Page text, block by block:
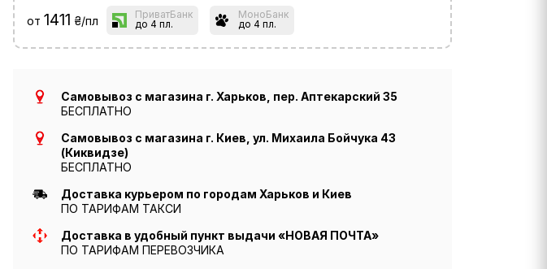
от 1411 ₴/пл
ПриватБанк
до 4 пл.
МоноБанк
до 4 пл.
Самовывоз с магазина г. Харьков, пер. Аптекарский 35
БЕСПЛАТНО
Самовывоз с магазина г. Киев, ул. Михаила Бойчука 43
(Киквидзе)
БЕСПЛАТНО
Доставка курьером по городам Харьков и Киев
ПО ТАРИФАМ ТАКСИ
Доставка в удобный пункт выдачи «НОВАЯ ПОЧТА»
ПО ТАРИФАМ ПЕРЕВОЗЧИКА